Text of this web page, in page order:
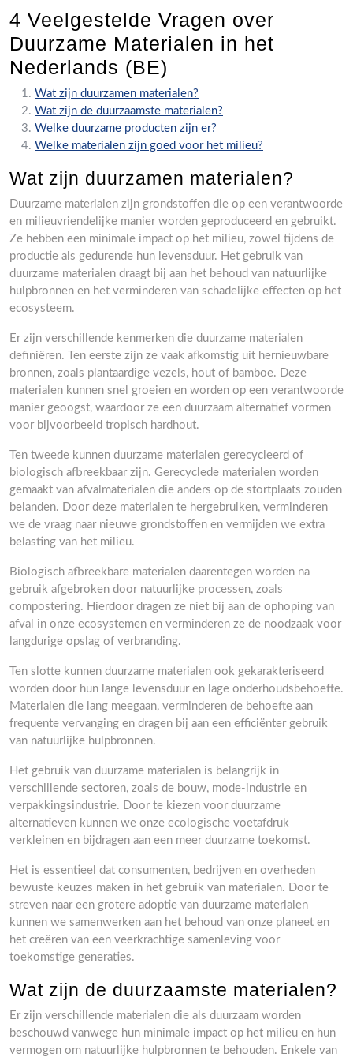
4 Veelgestelde Vragen over
Duurzame Materialen in het
Nederlands (BE)
Wat zijn duurzamen materialen?
Wat zijn de duurzaamste materialen?
Welke duurzame producten zijn er?
Welke materialen zijn goed voor het milieu?
Wat zijn duurzamen materialen?
Duurzame materialen zijn grondstoffen die op een verantwoorde
en milieuvriendelijke manier worden geproduceerd en gebruikt.
Ze hebben een minimale impact op het milieu, zowel tijdens de
productie als gedurende hun levensduur. Het gebruik van
duurzame materialen draagt bij aan het behoud van natuurlijke
hulpbronnen en het verminderen van schadelijke effecten op het
ecosysteem.
Er zijn verschillende kenmerken die duurzame materialen
definiëren. Ten eerste zijn ze vaak afkomstig uit hernieuwbare
bronnen, zoals plantaardige vezels, hout of bamboe. Deze
materialen kunnen snel groeien en worden op een verantwoorde
manier geoogst, waardoor ze een duurzaam alternatief vormen
voor bijvoorbeeld tropisch hardhout.
Ten tweede kunnen duurzame materialen gerecycleerd of
biologisch afbreekbaar zijn. Gerecyclede materialen worden
gemaakt van afvalmaterialen die anders op de stortplaats zouden
belanden. Door deze materialen te hergebruiken, verminderen
we de vraag naar nieuwe grondstoffen en vermijden we extra
belasting van het milieu.
Biologisch afbreekbare materialen daarentegen worden na
gebruik afgebroken door natuurlijke processen, zoals
compostering. Hierdoor dragen ze niet bij aan de ophoping van
afval in onze ecosystemen en verminderen ze de noodzaak voor
langdurige opslag of verbranding.
Ten slotte kunnen duurzame materialen ook gekarakteriseerd
worden door hun lange levensduur en lage onderhoudsbehoefte.
Materialen die lang meegaan, verminderen de behoefte aan
frequente vervanging en dragen bij aan een efficiënter gebruik
van natuurlijke hulpbronnen.
Het gebruik van duurzame materialen is belangrijk in
verschillende sectoren, zoals de bouw, mode-industrie en
verpakkingsindustrie. Door te kiezen voor duurzame
alternatieven kunnen we onze ecologische voetafdruk
verkleinen en bijdragen aan een meer duurzame toekomst.
Het is essentieel dat consumenten, bedrijven en overheden
bewuste keuzes maken in het gebruik van materialen. Door te
streven naar een grotere adoptie van duurzame materialen
kunnen we samenwerken aan het behoud van onze planeet en
het creëren van een veerkrachtige samenleving voor
toekomstige generaties.
Wat zijn de duurzaamste materialen?
Er zijn verschillende materialen die als duurzaam worden
beschouwd vanwege hun minimale impact op het milieu en hun
vermogen om natuurlijke hulpbronnen te behouden. Enkele van